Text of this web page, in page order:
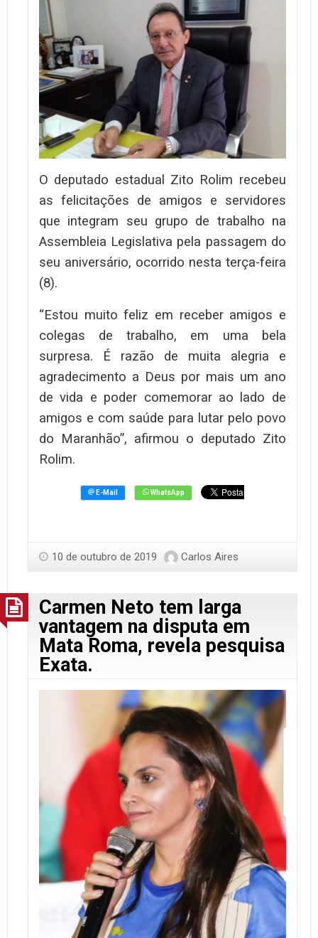
O deputado estadual Zito Rolim recebeu
as felicitações de amigos e servidores
que integram seu grupo de trabalho na
Assembleia Legislativa pela passagem do
seu aniversário, ocorrido nesta terça-feira
(8).
“Estou muito feliz em receber amigos e
colegas de trabalho, em uma bela
surpresa. É razão de muita alegria e
agradecimento a Deus por mais um ano
de vida e poder comemorar ao lado de
amigos e com saúde para lutar pelo povo
do Maranhão”, afirmou o deputado Zito
Rolim.
10 de outubro de 2019 Carlos Aires
Carmen Neto tem larga
vantagem na disputa em
Mata Roma, revela pesquisa
Exata.